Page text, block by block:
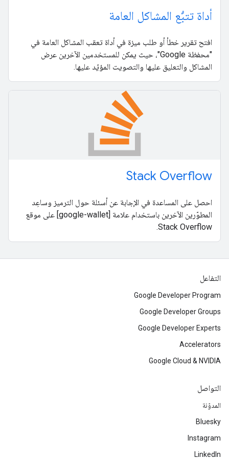
أداة تتبُّع المشاكل العامة
افتح تقرير خطأ أو طلب ميزة في أداة تعقب المشاكل العامة في
"محفظة Google"، حيث يمكن للمستخدمين الآخرين عرض
المشاكل والتعليق عليها والتصويت المؤيّد عليها.
Stack Overflow
احصل على المساعدة في الإجابة عن أسئلة حول الترميز وساعِد
المطوّرين الآخرين باستخدام علامة [google-wallet] على موقع
Stack Overflow.
التفاعل
Google Developer Program
Google Developer Groups
Google Developer Experts
Accelerators
Google Cloud & NVIDIA
التواصل
المدوّنة
Bluesky
Instagram
LinkedIn